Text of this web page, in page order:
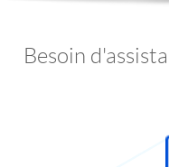
Besoin